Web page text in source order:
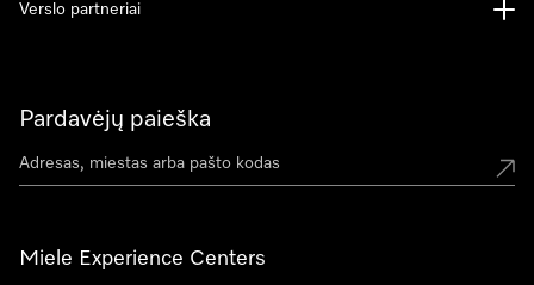
Pardavėjų paieška
Miele Experience Centers
Verslo partneriai